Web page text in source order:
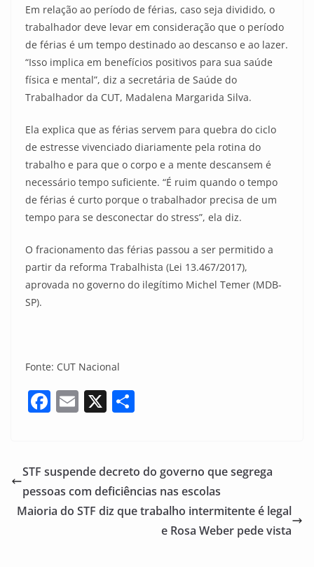
Em relação ao período de férias, caso seja dividido, o
trabalhador deve levar em consideração que o período
de férias é um tempo destinado ao descanso e ao lazer.
“Isso implica em benefícios positivos para sua saúde
física e mental”, diz a secretária de Saúde do
Trabalhador da CUT, Madalena Margarida Silva.
Ela explica que as férias servem para quebra do ciclo
de estresse vivenciado diariamente pela rotina do
trabalho e para que o corpo e a mente descansem é
necessário tempo suficiente. “É ruim quando o tempo
de férias é curto porque o trabalhador precisa de um
tempo para se desconectar do stress”, ela diz.
O fracionamento das férias passou a ser permitido a
partir da reforma Trabalhista (Lei 13.467/2017),
aprovada no governo do ilegítimo Michel Temer (MDB-
SP).
Fonte: CUT Nacional
F
e
b
o
E
l
X
e
STF suspende decreto do governo que segrega
pessoas com deficiências nas escolas
Maioria do STF diz que trabalho intermitente é legal
e Rosa Weber pede vista